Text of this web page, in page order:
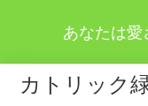
あなたは
カトリック